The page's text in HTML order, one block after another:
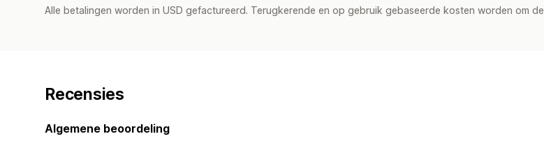
Alle betalingen worden in USD gefactureerd. Terugkerende en op gebruik gebaseerde kosten worden om
Recensies
Algemene beoordeling